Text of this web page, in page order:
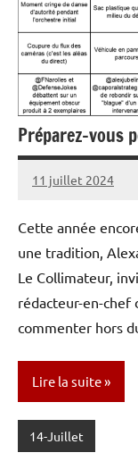
Préparez-vous
11 juillet 2024
Caporal
1
Cette année
une tradition,
Le Collimateur,
rédacteur-en-chef
commenter hors
Lire la suite
14-Juillet